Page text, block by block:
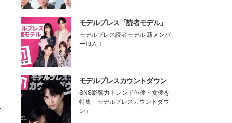
モデルプレス「読者モデル」
モデルプレス読者モデル 新メンバ
ー加入！
モデルプレスカウントダウン
SNS影響力トレンド俳優・女優を
特集「モデルプレスカウントダウ
ン」